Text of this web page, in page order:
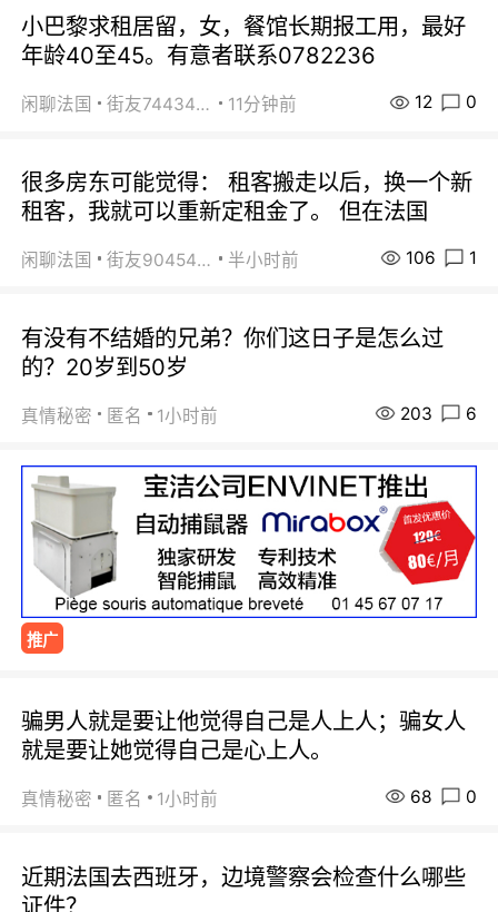
小巴黎求租居留，女，餐馆长期报工用，最好
年龄40至45。有意者联系0782236
闲聊法国 街友74434350 11分钟前 12 0
很多房东可能觉得： 租客搬走以后，换一个新
租客，我就可以重新定租金了。 但在法国
闲聊法国 街友90454511 半小时前 106 1
有没有不结婚的兄弟？你们这日子是怎么过
的？20岁到50岁
真情秘密 匿名 1小时前 203 6
推广
骗男人就是要让他觉得自己是人上人；骗女人
就是要让她觉得自己是心上人。
真情秘密 匿名 1小时前 68 0
近期法国去西班牙，边境警察会检查什么哪些
证件？